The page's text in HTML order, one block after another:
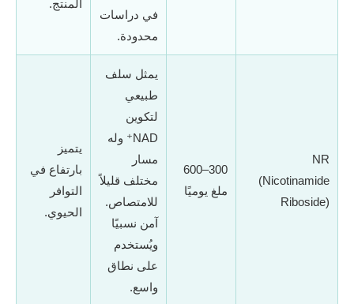
في دراسات
محدودة.
المنتج.
NR
(Nicotinamide
Riboside)
300–600
ملغ يوميًا
يمثل سلف
طبيعي
لتكوين
NAD⁺ وله
مسار
مختلف قليلاً
للامتصاص.
آمن نسبيًا
ويُستخدم
على نطاق
واسع.
يتميز
بارتفاع في
التوافر
الحيوي.